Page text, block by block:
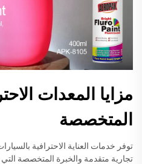
مزايا المعدات
المتخصصة
توفر خدمات العناية الاحترافية
تجارية متقدمة والخبرة المتخصصة التي